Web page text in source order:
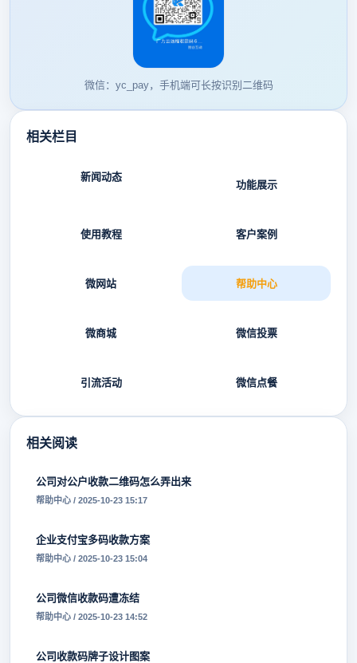
微信：yc_pay，手机端可长按识别二维码
相关栏目
新闻动态
功能展示
使用教程 客户案例
微网站 帮助中心
微商城 微信投票
引流活动 微信点餐
相关阅读
公司对公户收款二维码怎么弄出来
帮助中心 / 2025-10-23 15:17
企业支付宝多码收款方案
帮助中心 / 2025-10-23 15:04
公司微信收款码遭冻结
帮助中心 / 2025-10-23 14:52
公司收款码牌子设计图案